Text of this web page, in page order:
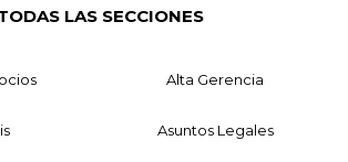
LAS SECCIONES
Alta Gerencia
Asuntos Legales